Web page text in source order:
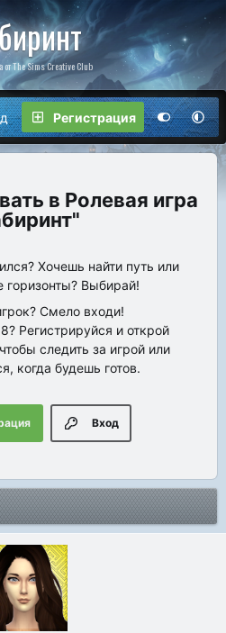
от The Sims Creative Club
Регистрация
Ролевая игра
Хочешь найти путь или
горизонты? Выбирай!
Смело входи!
Регистрируйся и открой
следить за игрой или
когда будешь готов.
Вход